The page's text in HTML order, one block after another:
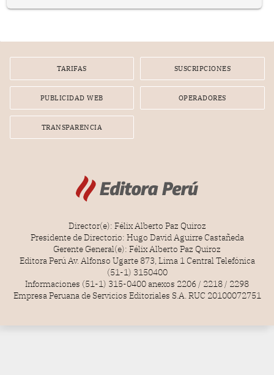
TARIFAS SUSCRIPCIONES
PUBLICIDAD WEB OPERADORES
TRANSPARENCIA
Director(e): Félix Alberto Paz Quiroz
Presidente de Directorio: Hugo David Aguirre Castañeda
Gerente General(e): Félix Alberto Paz Quiroz
Editora Perú Av. Alfonso Ugarte 873, Lima 1 Central Telefónica
(51-1) 3150400
Informaciones (51-1) 315-0400 anexos 2206 / 2218 / 2298
Empresa Peruana de Servicios Editoriales S.A. RUC 20100072751